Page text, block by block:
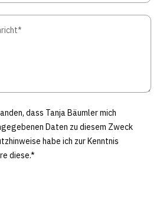
dass Tanja Bäumler mich
Daten zu diesem Zweck
habe ich zur Kenntnis
diese.*